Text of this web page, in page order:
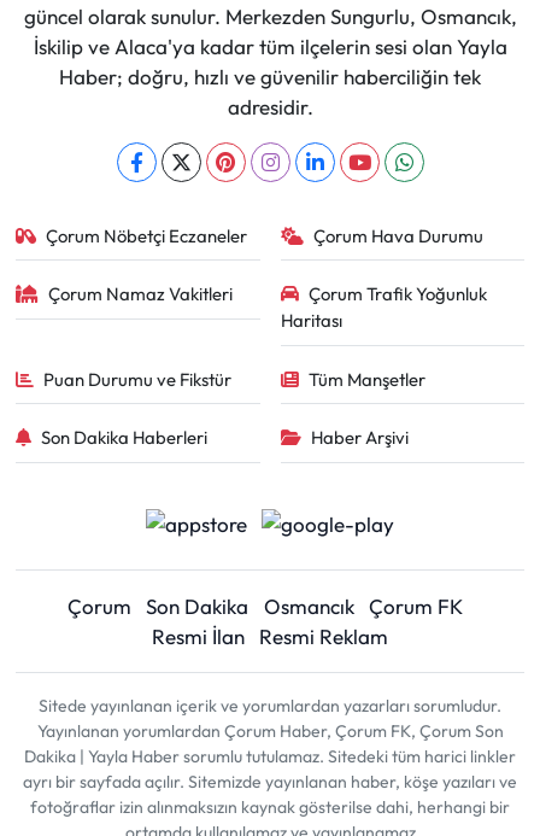
güncel olarak sunulur. Merkezden Sungurlu, Osmancık,
İskilip ve Alaca'ya kadar tüm ilçelerin sesi olan Yayla
Haber; doğru, hızlı ve güvenilir haberciliğin tek
adresidir.
Çorum Nöbetçi Eczaneler Çorum Hava Durumu
Çorum Namaz Vakitleri
Çorum Trafik Yoğunluk
Haritası
Puan Durumu ve Fikstür Tüm Manşetler
Son Dakika Haberleri Haber Arşivi
Çorum Son Dakika Osmancık Çorum FK
Resmi İlan
Resmi Reklam
Sitede yayınlanan içerik ve yorumlardan yazarları sorumludur.
Yayınlanan yorumlardan Çorum Haber, Çorum FK, Çorum Son
Dakika | Yayla Haber sorumlu tutulamaz. Sitedeki tüm harici linkler
ayrı bir sayfada açılır. Sitemizde yayınlanan haber, köşe yazıları ve
fotoğraflar izin alınmaksızın kaynak gösterilse dahi, herhangi bir